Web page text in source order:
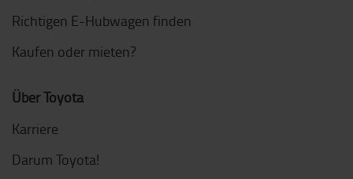
Richtigen E-Hubwagen finden
Kaufen oder mieten?
Über Toyota
Karriere
Darum Toyota!